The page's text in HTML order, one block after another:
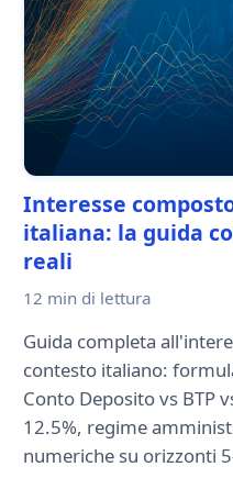
Interesse
italiana: la guida
reali
12 min di lettura
Guida completa
contesto italiano:
Conto Deposito vs BTP
12.5%, regime
numeriche su orizzonti